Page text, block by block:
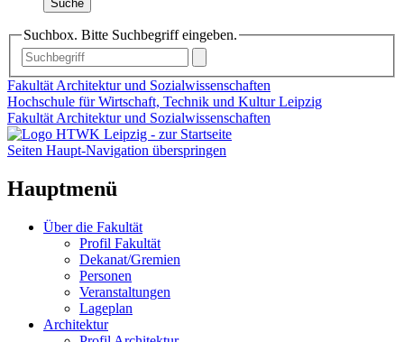
Suche
Suchbox. Bitte Suchbegriff eingeben.
Fakultät Architektur und Sozialwissenschaften
Hochschule für Wirtschaft, Technik und Kultur Leipzig
Fakultät Architektur und Sozialwissenschaften
Seiten Haupt-Navigation überspringen
Hauptmenü
Über die Fakultät
Profil Fakultät
Dekanat/Gremien
Personen
Veranstaltungen
Lageplan
Architektur